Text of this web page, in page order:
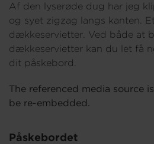
Af den lyserøde dug har jeg
og syet zigzag langs kanten.
dækkeservietter. Ved både at
dækkeservietter kan du let få
dit påskebord.
The referenced media source
be re-embedded.
Påskebordet